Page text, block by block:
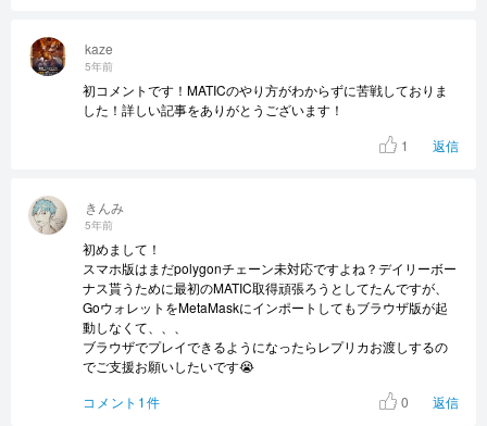
きんみ
5年前
初めまして！
スマホ版はまだpolygonチェーン未対応ですよね？デイリーボー
ナス貰うために最初のMATIC取得頑張ろうとしてたんですが、
GoウォレットをMetaMaskにインポートしてもブラウザ版が起
動しなくて、、、
ブラウザでプレイできるようになったらレプリカお渡しするの
でご支援お願いしたいです😭
コメント1件
0 返信
kaze
5年前
初コメントです！MATICのやり方がわからずに苦戦しておりま
した！詳しい記事をありがとうございます！
1
返信